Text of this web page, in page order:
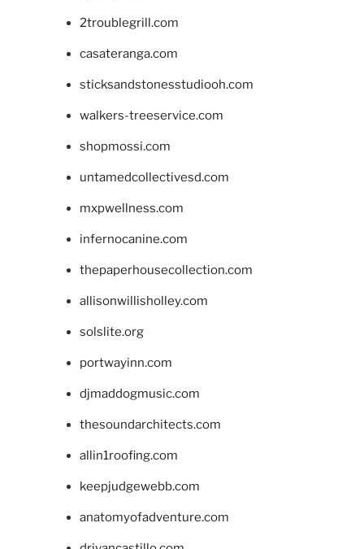
2troublegrill.com
casateranga.com
sticksandstonesstudiooh.com
walkers-treeservice.com
shopmossi.com
untamedcollectivesd.com
mxpwellness.com
infernocanine.com
thepaperhousecollection.com
allisonwillisholley.com
solslite.org
portwayinn.com
djmaddogmusic.com
thesoundarchitects.com
allin1roofing.com
keepjudgewebb.com
anatomyofadventure.com